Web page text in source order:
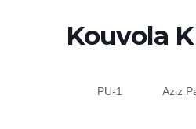
Kouvola
PU-1 Aziz